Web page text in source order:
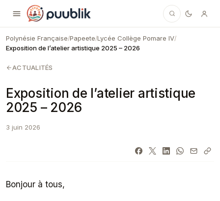
Puublik
Polynésie Française/Papeete/Lycée Collège Pomare IV/
Exposition de l’atelier artistique 2025 – 2026
ACTUALITÉS
Exposition de l’atelier artistique
2025 – 2026
3 juin 2026
Bonjour à tous,